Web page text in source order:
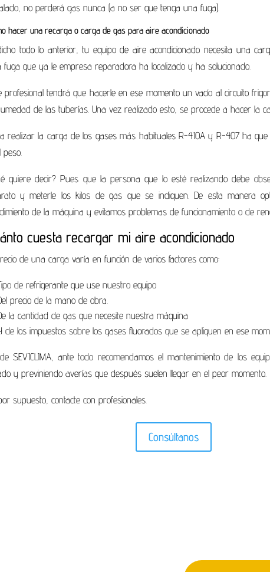
no perderá gas nunca (a no ser que tenga una fuga).
hacer una recarga o carga de gas para aire acondicionado
todo lo anterior, tu equipo de aire acondicionado necesita una
fuga que ya le empresa reparadora ha localizado y ha solucionado.
profesional tendrá que hacerle en ese momento un vacío al circuito
de las tuberías. Una vez realizado esto, se procede a hacer la
realizar la carga de los gases más habituales R-410A y R-407 ha que
quiere decir? Pues que la persona que lo esté realizando debe
y meterle los kilos de gas que se indiquen. De esta manera
de la máquina y evitamos problemas de funcionamiento o de
cuesta recargar mi aire acondicionado
de una carga varía en función de varios factores como:
de refrigerante que use nuestro equipo
precio de la mano de obra.
la cantidad de gas que necesite nuestra máquina
de los impuestos sobre los gases fluorados que se apliquen en ese
SEVICLIMA, ante todo recomendamos el mantenimiento de los
y previniendo averías que después suelen llegar en el peor momento.
supuesto, contacte con profesionales.
Consúltanos